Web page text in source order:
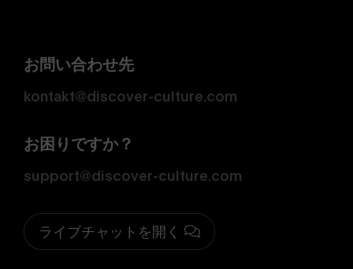
お問い合わせ先
kontakt@discover-culture.com
お困りですか？
support@discover-culture.com
ライブチャットを開く